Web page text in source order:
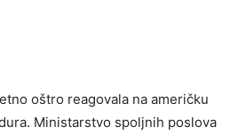
oštro reagovala na američku
Ministarstvo spoljnih poslova